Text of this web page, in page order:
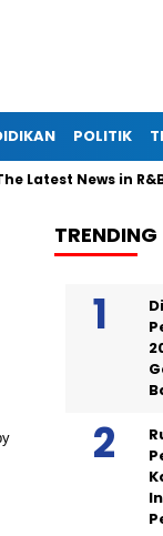
POLITIK
News in R&B
TRENDING